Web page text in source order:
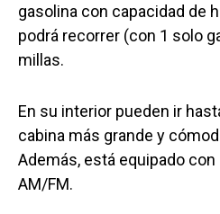
gasolina con capacidad de
podrá recorrer (con 1 solo
millas.
En su interior pueden ir
cabina más grande y
Además, está equipado
AM/FM.